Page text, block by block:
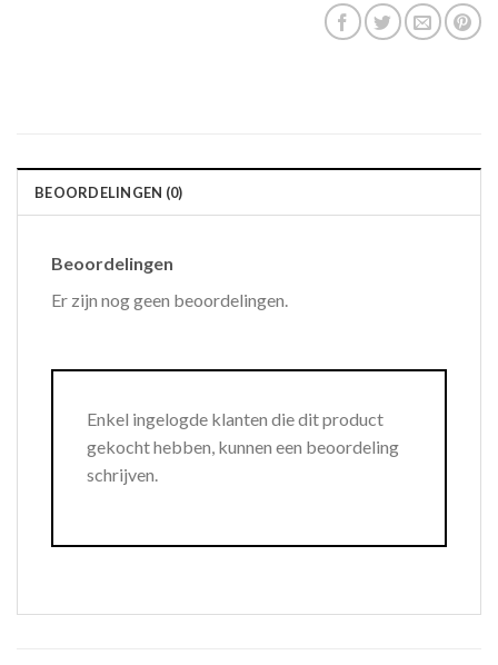
BEOORDELINGEN (0)
Beoordelingen
Er zijn nog geen beoordelingen.
Enkel ingelogde klanten die dit product
gekocht hebben, kunnen een beoordeling
schrijven.